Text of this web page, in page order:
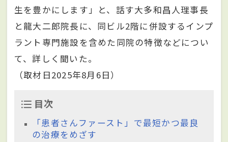
生を豊かにします」と、話す大多和昌人理事長
と龍大二郎院長に、同ビル2階に併設するインプ
ラント専門施設を含めた同院の特徴などについ
て、詳しく聞いた。
（取材日2025年8月6日）
目次
「患者さんファースト」で最短かつ最良
の治療をめざす